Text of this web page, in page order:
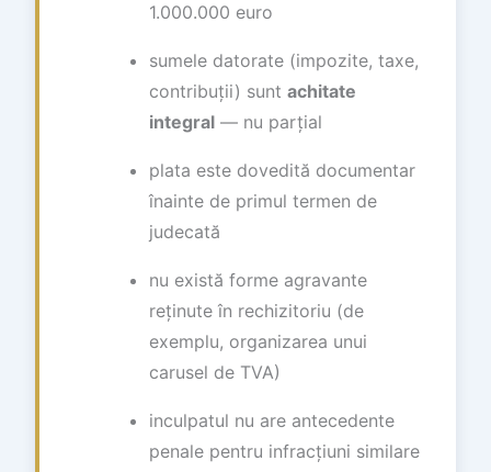
1.000.000 euro
sumele datorate (impozite, taxe,
contribuții) sunt achitate
integral — nu parțial
plata este dovedită documentar
înainte de primul termen de
judecată
nu există forme agravante
reținute în rechizitoriu (de
exemplu, organizarea unui
carusel de TVA)
inculpatul nu are antecedente
penale pentru infracțiuni similare